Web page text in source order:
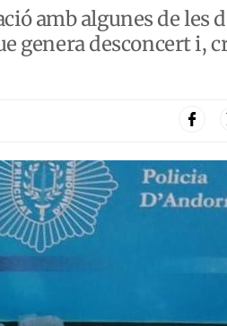
amb algunes de les
genera desconcert i,